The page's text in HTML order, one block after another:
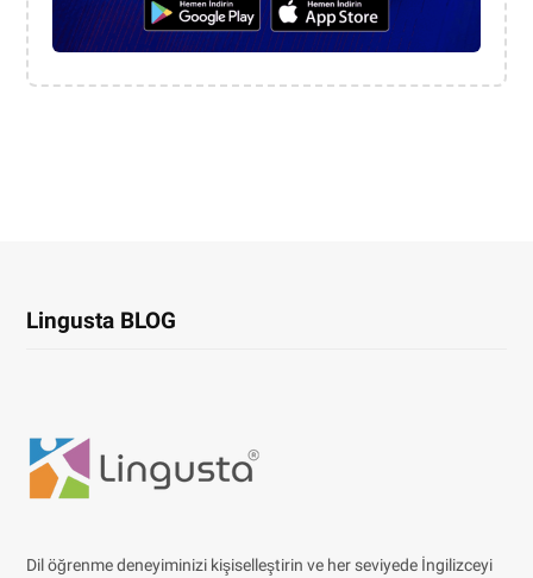
Lingusta BLOG
Dil öğrenme deneyiminizi kişiselleştirin ve her seviyede İngilizceyi